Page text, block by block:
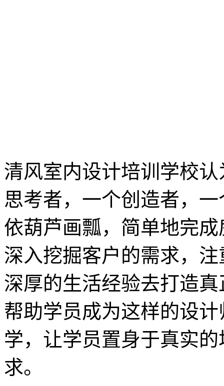
清风室内设计培训学校
思考者，一个创造者，
依葫芦画瓢，简单地完
深入挖掘客户的需求，
深厚的生活经验去打造
帮助学员成为这样的设
学，让学员置身于真实
求。